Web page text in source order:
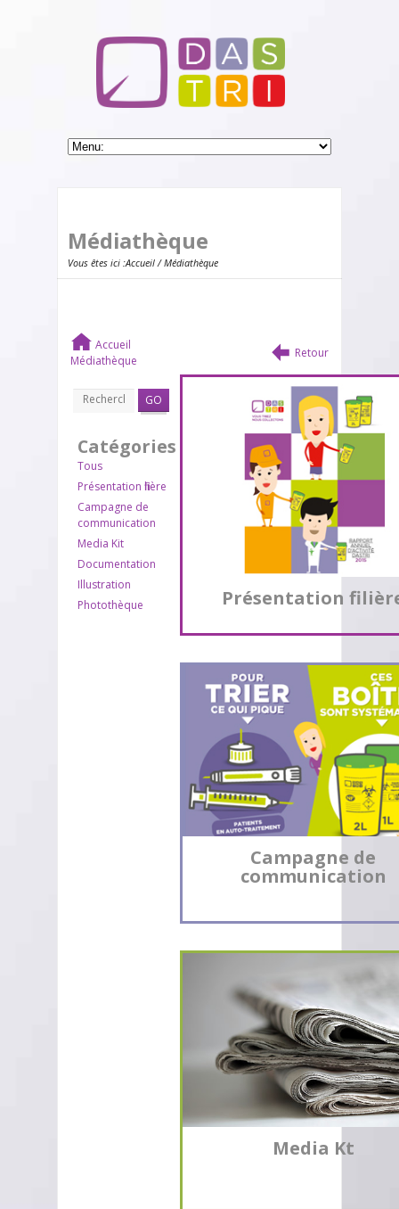
Médiathèque
Vous êtes ici :Accueil/ Médiathèque
Accueil
Médiathèque
Retour
GO
Catégories
Tous
Présentation filière
Campagne de
communication
Media Kit
Documentation
Illustration
Photothèque
Présentation
Campagne de
communication
Media Kt